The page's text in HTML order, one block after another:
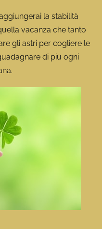
la stabilità
vacanza che tanto
gli astri per cogliere le
di più ogni